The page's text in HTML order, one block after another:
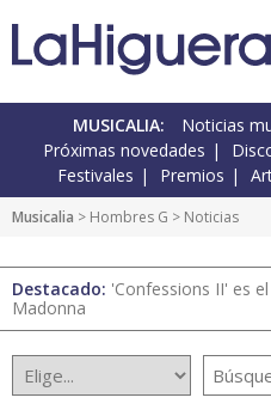
MUSICALIA: Noticias
Próximas novedades
Festivales
Premios
Musicalia > Hombres G > Noticias
Destacado: 'Confessions II' es
Madonna